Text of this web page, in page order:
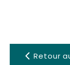
Retour